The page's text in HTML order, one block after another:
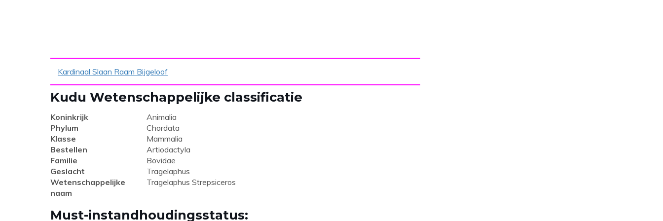
Kardinaal Slaan Raam Bijgeloof
Kudu Wetenschappelijke classificatie
Koninkrijk
Animalia
Phylum
Chordata
Klasse
Mammalia
Bestellen
Artiodactyla
Familie
Bovidae
Geslacht
Tragelaphus
Wetenschappelijke
naam
Tragelaphus Strepsiceros
Must-instandhoudingsstatus: